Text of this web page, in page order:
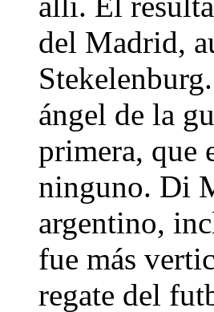
del Madrid,
ángel de la
primera, que
ninguno. Di
argentino,
fue más
regate del